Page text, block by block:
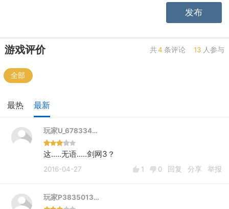
发布
游戏评价 共4 条评论 13 人参与
全部
最热 最新
玩家U_678334…
这.....无语.....剑网3？
2016-04-27 1 0 回复 分享 举报
玩家P3835013…